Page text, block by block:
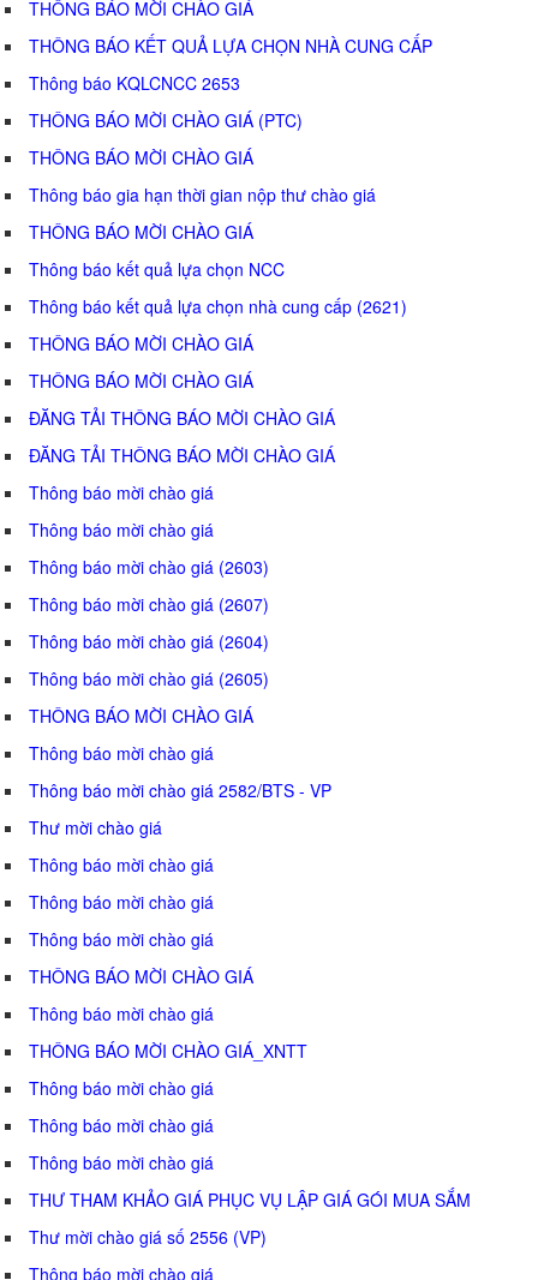
THÔNG BÁO MỜI CHÀO GIÁ
THÔNG BÁO KẾT QUẢ LỰA CHỌN NHÀ CUNG CẤP
Thông báo KQLCNCC 2653
THÔNG BÁO MỜI CHÀO GIÁ (PTC)
THÔNG BÁO MỜI CHÀO GIÁ
Thông báo gia hạn thời gian nộp thư chào giá
THÔNG BÁO MỜI CHÀO GIÁ
Thông báo kết quả lựa chọn NCC
Thông báo kết quả lựa chọn nhà cung cấp (2621)
THÔNG BÁO MỜI CHÀO GIÁ
THÔNG BÁO MỜI CHÀO GIÁ
ĐĂNG TẢI THÔNG BÁO MỜI CHÀO GIÁ
ĐĂNG TẢI THÔNG BÁO MỜI CHÀO GIÁ
Thông báo mời chào giá
Thông báo mời chào giá
Thông báo mời chào giá (2603)
Thông báo mời chào giá (2607)
Thông báo mời chào giá (2604)
Thông báo mời chào giá (2605)
THÔNG BÁO MỜI CHÀO GIÁ
Thông báo mời chào giá
Thông báo mời chào giá 2582/BTS - VP
Thư mời chào giá
Thông báo mời chào giá
Thông báo mời chào giá
Thông báo mời chào giá
THÔNG BÁO MỜI CHÀO GIÁ
Thông báo mời chào giá
THÔNG BÁO MỜI CHÀO GIÁ_XNTT
Thông báo mời chào giá
Thông báo mời chào giá
Thông báo mời chào giá
THƯ THAM KHẢO GIÁ PHỤC VỤ LẬP GIÁ GÓI MUA SẮM
Thư mời chào giá số 2556 (VP)
Thông báo mời chào giá